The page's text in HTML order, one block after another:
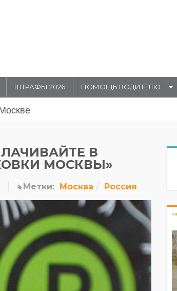
ШТРАФЫ 2026 ПОМОЩЬ ВОДИТЕЛЮ
в Москве
В
МОСКВЫ»
Метки: Москва Россия